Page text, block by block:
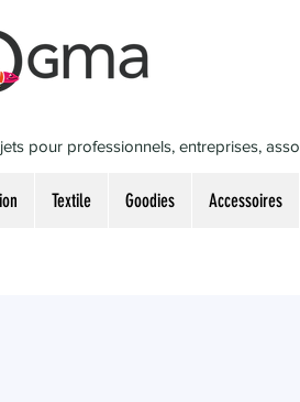
pour professionnels, entreprises,
Textile Goodies Accessoires